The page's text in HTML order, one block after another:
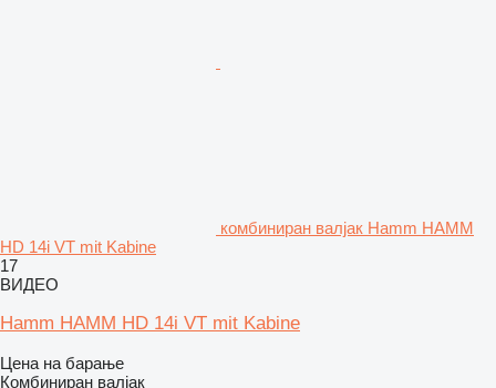
комбиниран валјак Hamm HAMM
HD 14i VT mit Kabine
17
ВИДЕО
Hamm HAMM HD 14i VT mit Kabine
Цена на барање
Комбиниран валјак